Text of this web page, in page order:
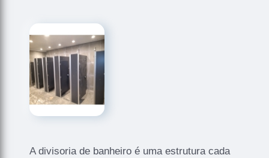
A divisoria de banheiro é uma estrutura cada